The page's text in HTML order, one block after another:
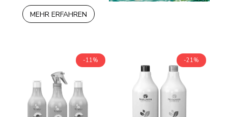
MEHR ERFAHREN
-11% -21%